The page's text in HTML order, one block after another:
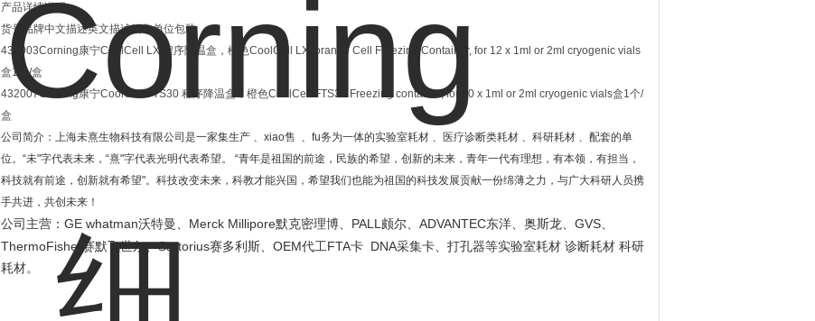
产品详情说明：
货号品牌中文描述英文描述销售单位包装
432003Corning康宁CoolCell LX 程序降温盒，橙色CoolCell LX, orange Cell Freezing Container, for 12 x 1ml or 2ml cryogenic vials
盒1个/盒
432007Corning康宁CoolCell FTS30 程序降温盒，橙色CoolCell FTS30 Freezing container, for 30 x 1ml or 2ml cryogenic vials盒1个/
盒
公司简介：上海未熹生物科技有限公司是一家集生产 、 xiao售 、 fu务为一体的实验室耗材 、医疗诊断类耗材 、科研耗材 、配套的单
位。 “未"字代表未来， “熹"字代表光明代表希望。 “青年是祖国的前途，民族的希望，创新的未来，青年一代有理想，有本领，有担当，
科技就有前途，创新就有希望"。科技改变未来，科教才能兴国，希望我们也能为祖国的科技发展贡献一份绵薄之力，与广大科研人员携
手共进，共创未来！
公司主营： GE whatman沃特曼、 Merck Millipore默克密理博、 PALL 颇尔、 ADVANTEC东洋、奥斯龙、 GVS、
ThermoFisher 赛默飞世尔、Sartorius赛多利斯、 OEM代工FTA卡 DNA采集卡、打孔器等实验室耗材 诊断耗材 科研
耗材。